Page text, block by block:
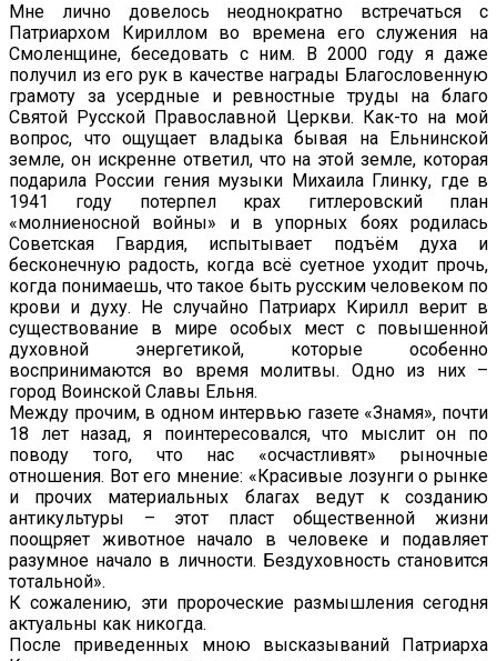
Мне лично довелось неоднократно встречаться с
Патриархом Кириллом во времена его служения на
Смоленщине, беседовать с ним. В 2000 году я даже
получил из его рук в качестве награды Благословенную
грамоту за усердные и ревностные труды на благо
Святой Русской Православной Церкви. Как-то на мой
вопрос, что ощущает владыка бывая на Ельнинской
земле, он искренне ответил, что на этой земле, которая
подарила России гения музыки Михаила Глинку, где в
1941 году потерпел крах гитлеровский план
«молниеносной войны» и в упорных боях родилась
Советская Гвардия, испытывает подъём духа и
бесконечную радость, когда всё суетное уходит прочь,
когда понимаешь, что такое быть русским человеком по
крови и духу. Не случайно Патриарх Кирилл верит в
существование в мире особых мест с повышенной
духовной энергетикой, которые особенно
воспринимаются во время молитвы. Одно из них –
город Воинской Славы Ельня.
Между прочим, в одном интервью газете «Знамя», почти
18 лет назад, я поинтересовался, что мыслит он по
поводу того, что нас «осчастливят» рыночные
отношения. Вот его мнение: «Красивые лозунги о рынке
и прочих материальных благах ведут к созданию
антикультуры – этот пласт общественной жизни
поощряет животное начало в человеке и подавляет
разумное начало в личности. Бездуховность становится
тотальной».
К сожалению, эти пророческие размышления сегодня
актуальны как никогда.
После приведенных мною высказываний Патриарха